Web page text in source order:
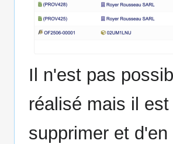
Il n'est pas
réalisé mais il
supprimer et